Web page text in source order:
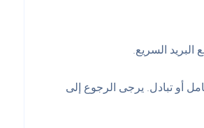
البريد السريع.
عمليتك الشرائية لأي سبب من الأسباب، يمكنك إرجاعها في غضون 30 يومًا لاسترداد كامل أو تبادل. يرجى الرجوع إلى